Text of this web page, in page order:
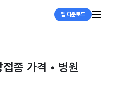
앱 다운로드
종 가격 • 병원